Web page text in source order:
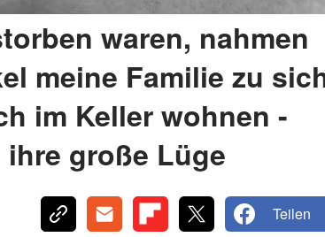
waren, nahmen
meine Familie zu
im Keller wohnen -
große Lüge
Teilen